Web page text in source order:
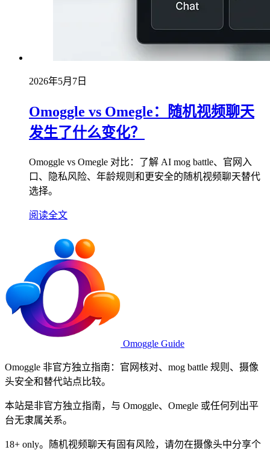
2026年5月7日
Omoggle vs Omegle：随机视频聊天
发生了什么变化？
Omoggle vs Omegle 对比：了解 AI mog battle、官网入
口、隐私风险、年龄规则和更安全的随机视频聊天替代
选择。
阅读全文
Omoggle Guide
Omoggle 非官方独立指南：官网核对、mog battle 规则、摄像
头安全和替代站点比较。
本站是非官方独立指南，与 Omoggle、Omegle 或任何列出平
台无隶属关系。
18+ only。随机视频聊天有固有风险，请勿在摄像头中分享个